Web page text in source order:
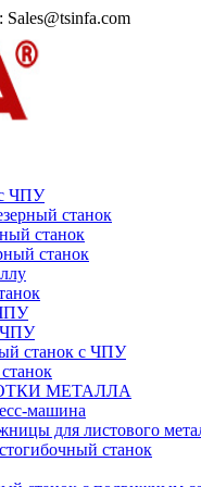
ЧПУ
станок
станок
станок
ЧПУ
станок с ЧПУ
МЕТАЛЛА
машина
для листового
станок